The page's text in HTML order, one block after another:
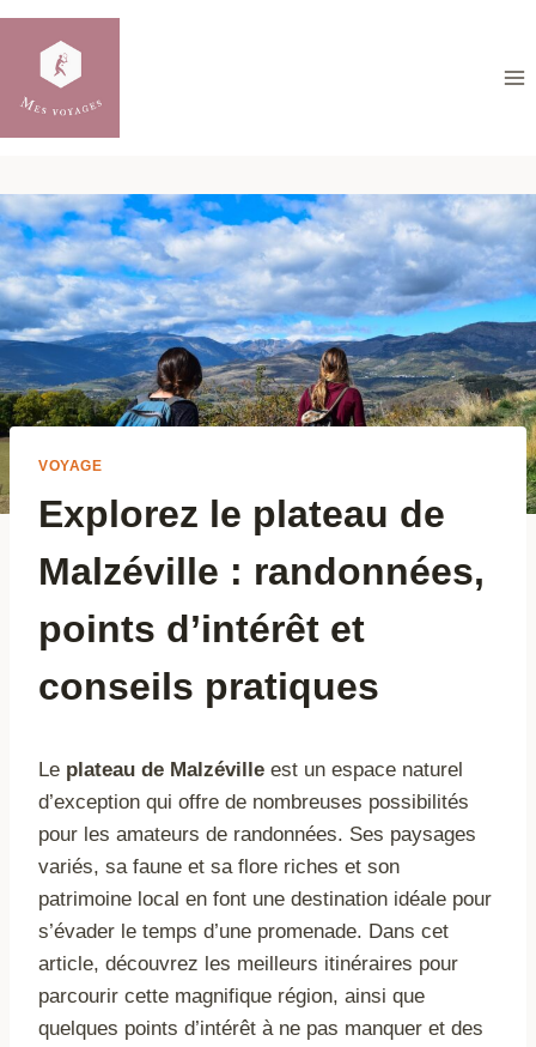
Aller
contenu
VOYAGE
Explorez le plateau de
Malzéville : randonnées,
points d’intérêt et
conseils pratiques
Le plateau de Malzéville est un espace naturel
d’exception qui offre de nombreuses possibilités
pour les amateurs de randonnées. Ses paysages
variés, sa faune et sa flore riches et son
patrimoine local en font une destination idéale pour
s’évader le temps d’une promenade. Dans cet
article, découvrez les meilleurs itinéraires pour
parcourir cette magnifique région, ainsi que
quelques points d’intérêt à ne pas manquer et des